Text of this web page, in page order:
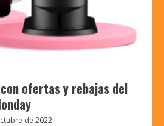
ofertas y rebajas del
de 2022